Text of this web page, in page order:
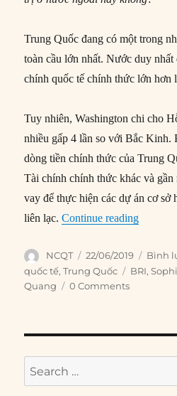
Trung Quốc đang có một trong
toàn cầu lớn nhất. Nước duy nhất
chính quốc tế chính thức lớn hơn
Tuy nhiên, Washington chi cho
nhiều gấp 4 lần so với Bắc Kinh.
dòng tiền chính thức của Trung
Tài chính chính thức khác và
vay để thực hiện các dự án cơ sở
liên lạc.Continue reading“Giải
Author
NCQT
Posted
on
22/06/2019 Bình
quốc tế,Trung Quốc Tags
BRI,
Quang
0 Comments
Search
for: